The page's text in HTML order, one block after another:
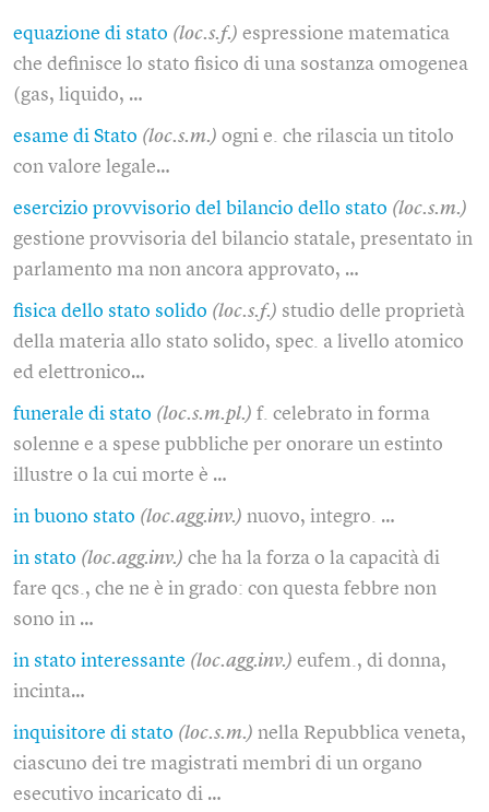
equazione di stato (loc.s.f.) espressione matematica
che definisce lo stato fisico di una sostanza omogenea
(gas, liquido, …
esame di Stato (loc.s.m.) ogni e. che rilascia un titolo
con valore legale…
esercizio provvisorio del bilancio dello stato (loc.s.m.)
gestione provvisoria del bilancio statale, presentato in
parlamento ma non ancora approvato, …
fisica dello stato solido (loc.s.f.) studio delle proprietà
della materia allo stato solido, spec. a livello atomico
ed elettronico…
funerale di stato (loc.s.m.pl.) f. celebrato in forma
solenne e a spese pubbliche per onorare un estinto
illustre o la cui morte è …
in buono stato (loc.agg.inv.) nuovo, integro. …
in stato (loc.agg.inv.) che ha la forza o la capacità di
fare qcs., che ne è in grado: con questa febbre non
sono in …
in stato interessante (loc.agg.inv.) eufem., di donna,
incinta…
inquisitore di stato (loc.s.m.) nella Repubblica veneta,
ciascuno dei tre magistrati membri di un organo
esecutivo incaricato di …